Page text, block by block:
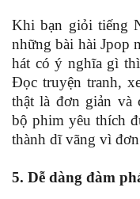
Khi bạn giỏi tiếng
những bài hài Jpop
hát có ý nghĩa gì
Đọc truyện tranh,
thật là đơn giản và
bộ phim yêu thích
thành dĩ vãng vì
5. Dễ dàng đàm